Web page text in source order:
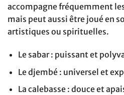
accompagne fréquemment
mais peut aussi être joué en
artistiques ou spirituelles.
Le sabar : puissant et
Le djembé : universel et
La calebasse : douce et